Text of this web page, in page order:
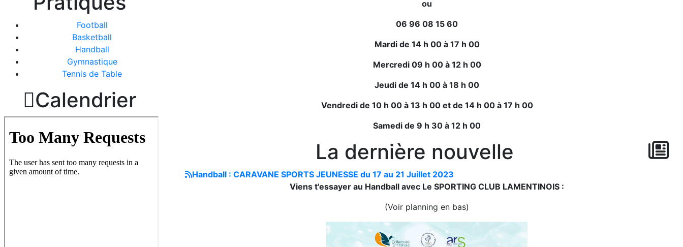
Football
Basketball
Handball
Gymnastique
Tennis de Table
Calendrier
ou
06 96 08 15 60
Mardi de 14 h 00 à 17 h 00
Mercredi 09 h 00 à 12 h 00
Jeudi de 14 h 00 à 18 h 00
Vendredi de 10 h 00 à 13 h 00 et de 14 h 00 à 17 h 00
Samedi de 9 h 30 à 12 h 00
La dernière nouvelle
Handball : CARAVANE SPORTS JEUNESSE du 17 au 21 Juillet 2023
Viens t'essayer au Handball avec Le SPORTING CLUB LAMENTINOIS :
(Voir planning en bas)